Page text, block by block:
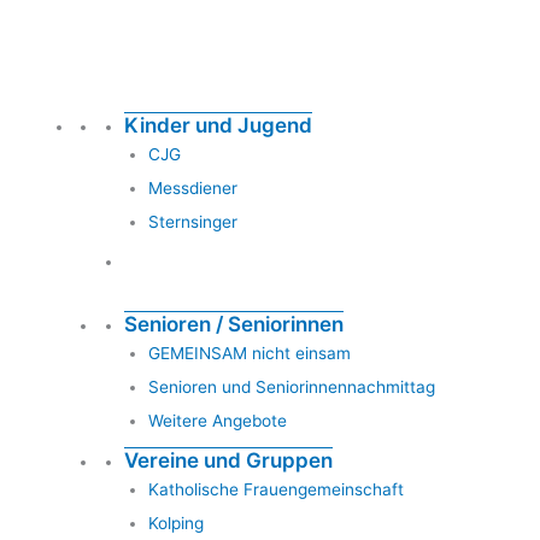
Kinder und Jugend
CJG
Messdiener
Sternsinger
Senioren / Seniorinnen
GEMEINSAM nicht einsam
Senioren und Seniorinnennachmittag
Weitere Angebote
Vereine und Gruppen
Katholische Frauengemeinschaft
Kolping